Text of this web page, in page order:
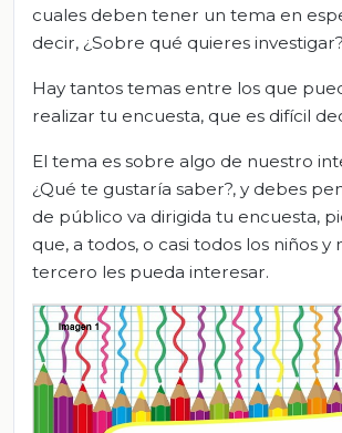
cuales deben tener un tema en
decir, ¿Sobre qué quieres investigar?
Hay tantos temas entre los que
realizar tu encuesta, que es difícil
El tema es sobre algo de nuestro
¿Qué te gustaría saber?, y debes
de público va dirigida tu encuesta,
que, a todos, o casi todos los niños y
tercero les pueda interesar.